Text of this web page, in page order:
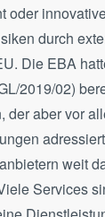
oder
durch
Die EBA
2019/02)
der aber vor
weit
Services